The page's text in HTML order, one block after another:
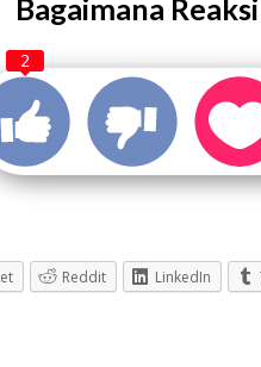
Bagaimana
2
Reddit LinkedIn